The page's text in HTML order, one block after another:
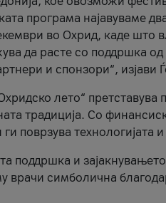
програма најавуваме
во Охрид, каде што
да расте со поддршка
и спонзори“, изјави
лето“
традиција. Со
ги поврзува
поддршка и
врачи симболична